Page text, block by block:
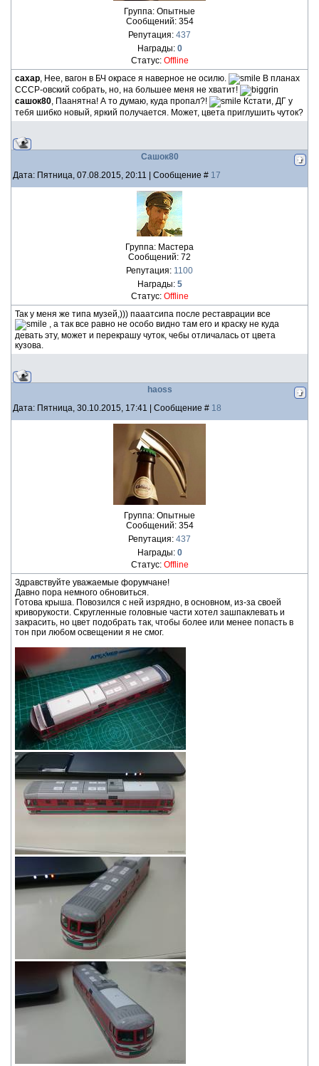
Группа: Опытные
Сообщений: 354
Репутация: 437
Награды: 0
Статус: Offline
сахар, Нее, вагон в БЧ окрасе я наверное не осилю.
В планах
СССР-овский собрать, но, на большее меня не хватит!
сашок80, Паанятна! А то думаю, куда пропал?!
Кстати, ДГ у
тебя шибко новый, яркий получается. Может, цвета приглушить чуток?
Сашок80
Дата: Пятница, 07.08.2015, 20:11 | Сообщение # 17
Группа: Мастера
Сообщений: 72
Репутация: 1100
Награды: 5
Статус: Offline
Так у меня же типа музей,))) пааатсипа после реставрации все
, а так все равно не особо видно там его и краску не куда
девать эту, может и перекрашу чуток, чебы отличалась от цвета
кузова.
haoss
Дата: Пятница, 30.10.2015, 17:41 | Сообщение # 18
Группа: Опытные
Сообщений: 354
Репутация: 437
Награды: 0
Статус: Offline
Здравствуйте уважаемые форумчане!
Давно пора немного обновиться.
Готова крыша. Повозился с ней изрядно, в основном, из-за своей
криворукости. Скругленные головные части хотел зашпаклевать и
закрасить, но цвет подобрать так, чтобы более или менее попасть в
тон при любом освещении я не смог.